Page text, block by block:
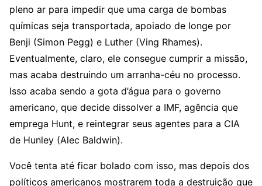
pleno ar para impedir que uma carga de bombas
químicas seja transportada, apoiado de longe por
Benji (Simon Pegg) e Luther (Ving Rhames).
Eventualmente, claro, ele consegue cumprir a missão,
mas acaba destruindo um arranha-céu no processo.
Isso acaba sendo a gota d’água para o governo
americano, que decide dissolver a IMF, agência que
emprega Hunt, e reintegrar seus agentes para a CIA
de Hunley (Alec Baldwin).
Você tenta até ficar bolado com isso, mas depois dos
políticos americanos mostrarem toda a destruição que